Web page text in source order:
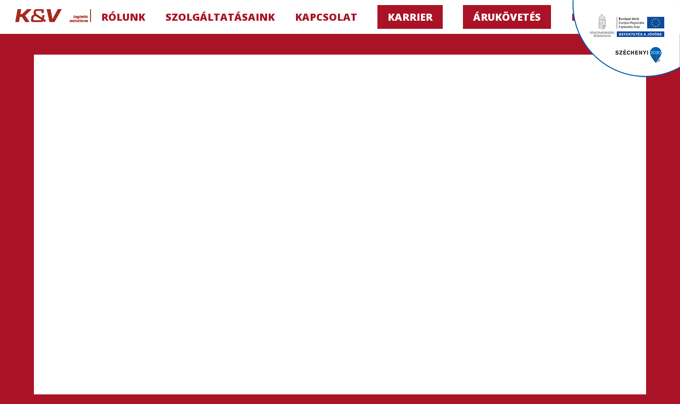
RÓLUNK SZOLGÁLTATÁSAINK KAPCSOLAT KARRIER ÁRUKÖVETÉS HU ▼